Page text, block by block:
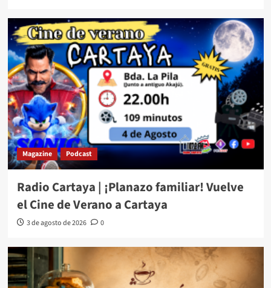
Magazine Podcast
Radio Cartaya | ¡Planazo familiar! Vuelve
el Cine de Verano a Cartaya
3 de agosto de 2026 0